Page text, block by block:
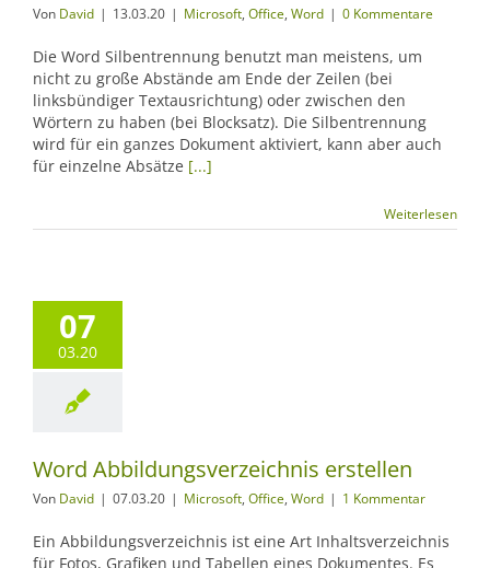
Von David | 13.03.20 | Microsoft, Office, Word | 0 Kommentare
Die Word Silbentrennung benutzt man meistens, um
nicht zu große Abstände am Ende der Zeilen (bei
linksbündiger Textausrichtung) oder zwischen den
Wörtern zu haben (bei Blocksatz). Die Silbentrennung
wird für ein ganzes Dokument aktiviert, kann aber auch
für einzelne Absätze [...]
Weiterlesen
07
03.20
Word Abbildungsverzeichnis erstellen
Von David | 07.03.20 | Microsoft, Office, Word | 1 Kommentar
Ein Abbildungsverzeichnis ist eine Art Inhaltsverzeichnis
für Fotos, Grafiken und Tabellen eines Dokumentes. Es